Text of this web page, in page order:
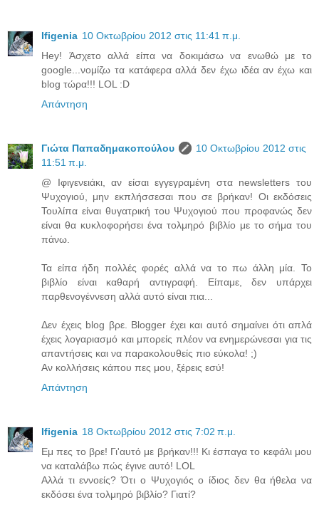
Ifigenia 10 Οκτωβρίου 2012 στις 11:41 π.μ.
Hey! Άσχετο αλλά είπα να δοκιμάσω να ενωθώ με το
google...νομίζω τα κατάφερα αλλά δεν έχω ιδέα αν έχω και
blog τώρα!!! LOL :D
Απάντηση
Γιώτα Παπαδημακοπούλου
10 Οκτωβρίου 2012 στις
11:51 π.μ.
@ Ιφιγενειάκι, αν είσαι εγγεγραμένη στα newsletters του
Ψυχογιού, μην εκπλήσσεσαι που σε βρήκαν! Οι εκδόσεις
Τουλίπα είναι θυγατρική του Ψυχογιού που προφανώς δεν
είναι θα κυκλοφορήσει ένα τολμηρό βιβλίο με το σήμα του
πάνω.
Τα είπα ήδη πολλές φορές αλλά να το πω άλλη μία. Το
βιβλίο είναι καθαρή αντιγραφή. Είπαμε, δεν υπάρχει
παρθενογέννεση αλλά αυτό είναι πια...
Δεν έχεις blog βρε. Blogger έχει και αυτό σημαίνει ότι απλά
έχεις λογαριασμό και μπορείς πλέον να ενημερώνεσαι για τις
απαντήσεις και να παρακολουθείς πιο εύκολα! ;)
Αν κολλήσεις κάπου πες μου, ξέρεις εσύ!
Απάντηση
Ifigenia 18 Οκτωβρίου 2012 στις 7:02 π.μ.
Εμ πες το βρε! Γι'αυτό με βρήκαν!!! Κι έσπαγα το κεφάλι μου
να καταλάβω πώς έγινε αυτό! LOL
Αλλά τι εννοείς? Ότι ο Ψυχογιός ο ίδιος δεν θα ήθελα να
εκδόσει ένα τολμηρό βιβλίο? Γιατί?